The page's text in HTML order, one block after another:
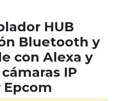
HUB
Bluetooth y
con Alexa y
IP